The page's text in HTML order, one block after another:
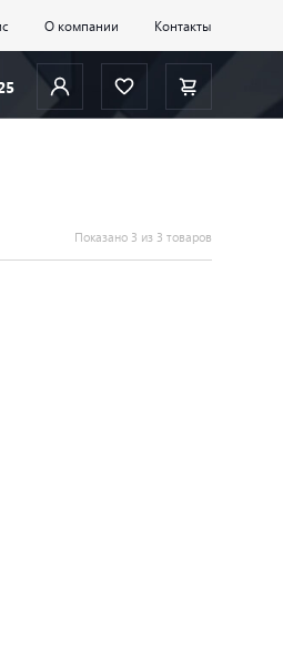
О компании Контакты
Показано 3 из 3 товаров